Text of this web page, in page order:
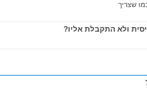
שצריך
ולא התקבלת אליו?